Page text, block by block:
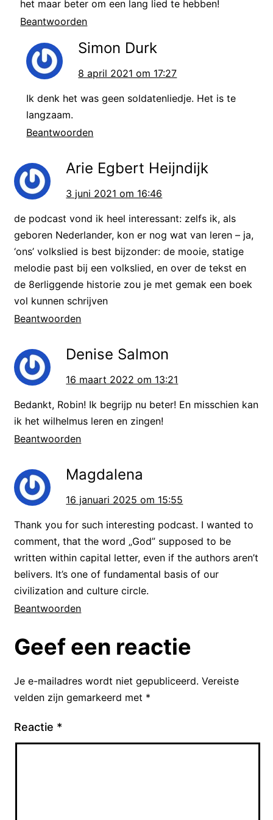
gebeurde in de Tachtigjarige oorlog,
maar om de tekst van het Wilhelmus
te snappen hoef je nu alleen te
weten dat Nederland in oorlog was
met Spanje.
Laten we eerst even luisteren.
Wilhelmus van Nassouwe – ben ik,
van Duitsen bloed,
tot in den dood.
Een Prinse van Oranje – ben ik, vrij,
onverveerd,
den Koning van Hispanje – heb ik
altijd geëerd.
Dit is het eerste couplet van het
volkslied. In totaal zijn er 15
coupletten, maar we zingen normaal
alleen de eerste. Ik zal regel per
regel uitleggen wat er gezegd
Regel 1:Wilhelmus van Nassouwe,
ben ik, van Duitsen bloed
In modern Nederlands: Willem van
Nassau, ben ik, van Duits bloed
In deze eerste regel staat het
onderwerp van de tekst van het
Nassau. Wilhelmus is een
Willem. Wie is Willem van Nassau?
Hij is beter bekend onder een
andere naam, namelijk Willem van
Oranje.
het maar beter om een lang lied te hebben!
Beantwoorden
Simon Durk
8 april 2021 om 17:27
Ik denk het was geen soldatenliedje. Het is te
langzaam.
Beantwoorden
Arie Egbert Heijndijk
3 juni 2021 om 16:46
de podcast vond ik heel interessant: zelfs ik, als
geboren Nederlander, kon er nog wat van leren – ja,
‘ons’ volkslied is best bijzonder: de mooie, statige
melodie past bij een volkslied, en over de tekst en
de 8erliggende historie zou je met gemak een boek
vol kunnen schrijven
Beantwoorden
Denise Salmon
16 maart 2022 om 13:21
Bedankt, Robin! Ik begrijp nu beter! En misschien kan
ik het wilhelmus leren en zingen!
Beantwoorden
Magdalena
16 januari 2025 om 15:55
Thank you for such interesting podcast. I wanted to
comment, that the word „God” supposed to be
written within capital letter, even if the authors aren’t
belivers. It’s one of fundamental basis of our
civilization and culture circle.
Beantwoorden
Geef een reactie
Je e-mailadres wordt niet gepubliceerd. Vereiste
velden zijn gemarkeerd met *
Reactie *